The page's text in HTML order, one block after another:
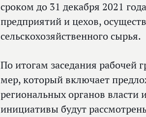
сроком до 31 декабря 2021
предприятий и цехов,
сельскохозяйственного сырья.
По итогам заседания рабочей
мер, который включает
региональных органов
инициативы будут